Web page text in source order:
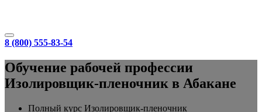
8 (800) 555-83-54
Обучение рабочей профессии
Изолировщик-пленочник в Абакане
Полный курс Изолировщик-пленочник